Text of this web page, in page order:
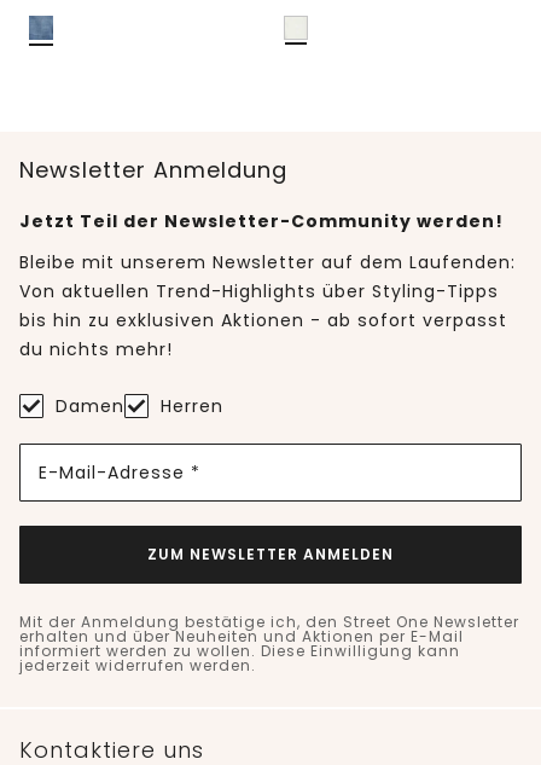
Newsletter Anmeldung
Jetzt Teil der Newsletter-Community werden!
Bleibe mit unserem Newsletter auf dem Laufenden:
Von aktuellen Trend-Highlights über Styling-Tipps
bis hin zu exklusiven Aktionen - ab sofort verpasst
du nichts mehr!
Damen Herren
E-Mail-Adresse *
ZUM NEWSLETTER ANMELDEN
Mit der Anmeldung bestätige ich, den Street One Newsletter
erhalten und über Neuheiten und Aktionen per E-Mail
informiert werden zu wollen. Diese Einwilligung kann
jederzeit widerrufen werden.
Kontaktiere uns